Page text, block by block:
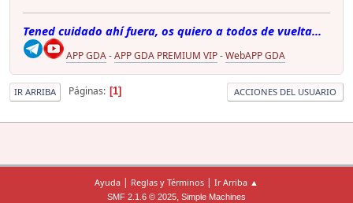
Tened cuidado ahí fuera, os quiero a todos de vuelta...
APP GDA-APP GDA PREMIUM VIP-WebAPP GDA
IR ARRIBA Páginas 1 ACCIONES DEL USUARIO
Ayuda | Reglas y Términos | Ir Arriba ▲
SMF 2.1.6 © 2025, Simple Machines